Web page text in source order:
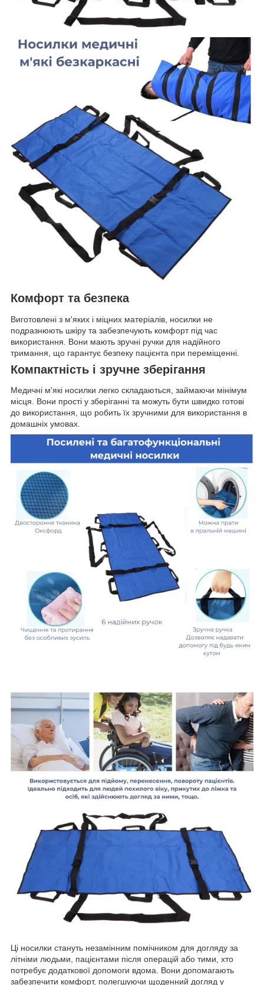
Комфорт та безпека
Виготовлені з м'яких і міцних матеріалів, носилки не
подразнюють шкіру та забезпечують комфорт під час
використання. Вони мають зручні ручки для надійного
тримання, що гарантує безпеку пацієнта при переміщенні.
Компактність і зручне зберігання
Медичні м'які носилки легко складаються, займаючи мінімум
місця. Вони прості у зберіганні та можуть бути швидко готові
до використання, що робить їх зручними для використання в
домашніх умовах.
Ці носилки стануть незамінним помічником для догляду за
літніми людьми, пацієнтами після операцій або тими, хто
потребує додаткової допомоги вдома. Вони допомагають
забезпечити комфорт, полегшуючи щоденний догляд у